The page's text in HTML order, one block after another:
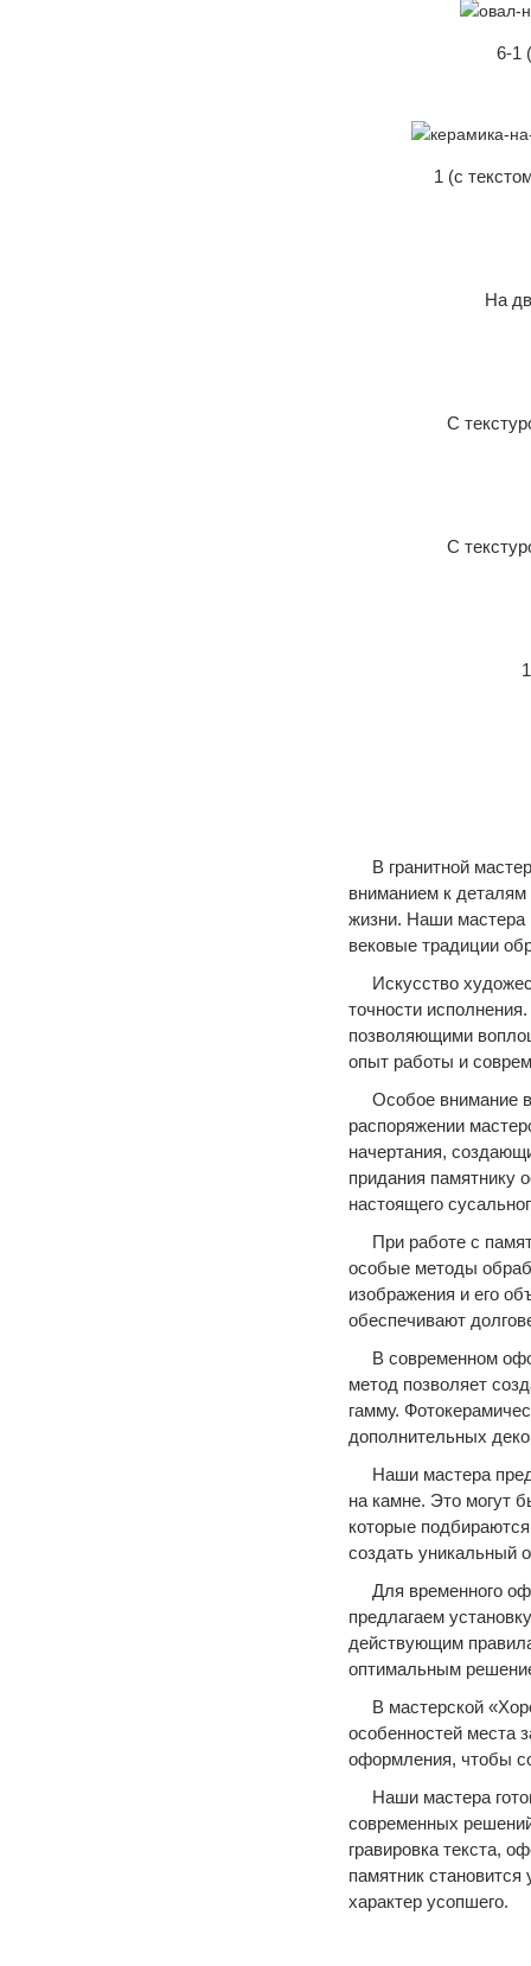
6-1
1 (с
На
С
С
В гранитной
вниманием к
жизни. Наши мастера
вековые традиции
Искусство
точности
позволяющими
опыт работы и
Особое внимание
распоряжении
начертания,
придания памятнику
настоящего
При работе с
особые методы
изображения и его
обеспечивают
В современном
метод позволяет
гамму.
дополнительных
Наши мастера
на камне. Это могут
которые
создать уникальный
Для временного
предлагаем
действующим
оптимальным
В мастерской
особенностей места
оформления, чтобы
Наши мастера
современных
гравировка текста,
памятник
характер усопшего.